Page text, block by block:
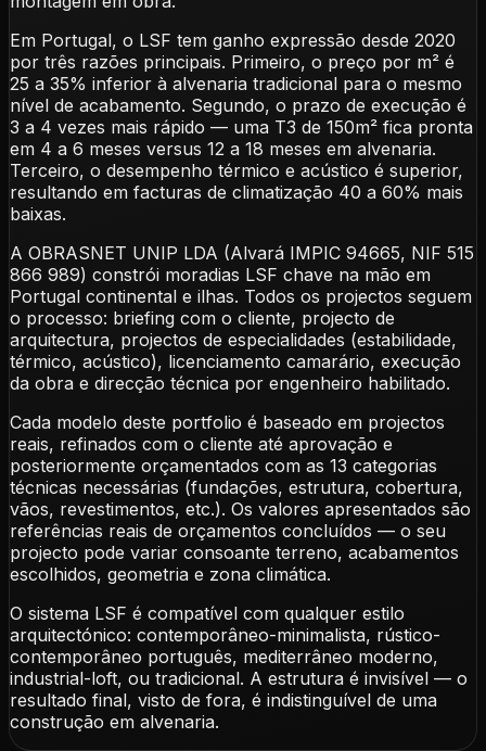
Em Portugal, o LSF tem ganho expressão desde 2020
por três razões principais. Primeiro, o preço por m² é
25 a 35% inferior à alvenaria tradicional para o mesmo
nível de acabamento. Segundo, o prazo de execução é
3 a 4 vezes mais rápido — uma T3 de 150m² fica pronta
em 4 a 6 meses versus 12 a 18 meses em alvenaria.
Terceiro, o desempenho térmico e acústico é superior,
resultando em facturas de climatização 40 a 60% mais
baixas.
A OBRASNET UNIP LDA (Alvará IMPIC 94665, NIF 515
866 989) constrói moradias LSF chave na mão em
Portugal continental e ilhas. Todos os projectos seguem
o processo: briefing com o cliente, projecto de
arquitectura, projectos de especialidades (estabilidade,
térmico, acústico), licenciamento camarário, execução
da obra e direcção técnica por engenheiro habilitado.
Cada modelo deste portfolio é baseado em projectos
reais, refinados com o cliente até aprovação e
posteriormente orçamentados com as 13 categorias
técnicas necessárias (fundações, estrutura, cobertura,
vãos, revestimentos, etc.). Os valores apresentados são
referências reais de orçamentos concluídos — o seu
projecto pode variar consoante terreno, acabamentos
escolhidos, geometria e zona climática.
O sistema LSF é compatível com qualquer estilo
arquitectónico: contemporâneo-minimalista, rústico-
contemporâneo português, mediterrâneo moderno,
industrial-loft, ou tradicional. A estrutura é invisível — o
resultado final, visto de fora, é indistinguível de uma
construção em alvenaria.